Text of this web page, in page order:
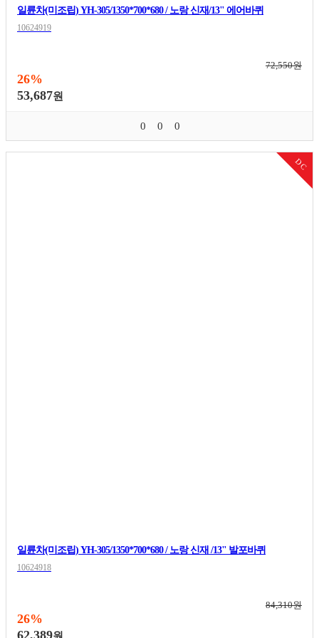
일륜차(미조립) YH-305/1350*700*680 / 노랑 신재/13" 에어바퀴
10624919
72,550원
26%
53,687원
0 0 0
DC
일륜차(미조립) YH-305/1350*700*680 / 노랑 신재 /13" 발포바퀴
10624918
84,310원
26%
62,389원